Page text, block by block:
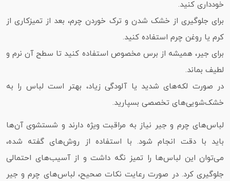
خودداری کنید.
برای جلوگیری از خشک شدن و ترک خوردن چرم، بعد از تمیزکاری از
کرم یا روغن چرم استفاده کنید.
برای جیر، همیشه از برس مخصوص استفاده کنید تا سطح آن نرم و
لطیف بماند.
در صورت لکه‌های شدید یا آلودگی زیاد، بهتر است لباس را به
خشک‌شویی‌های تخصصی بسپارید.
لباس‌های چرم و جیر نیاز به مراقبت ویژه دارند و شستشوی آن‌ها
باید با دقت انجام شود. با استفاده از روش‌های گفته‌ شده،
می‌توان این لباس‌ها را تمیز نگه داشت و از آسیب‌های احتمالی
جلوگیری کرد. در صورت رعایت نکات صحیح، لباس‌های چرم و جیر